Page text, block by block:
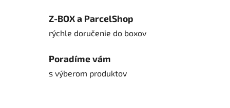
Z-BOX a ParcelShop
rýchle doručenie do boxov
Poradíme vám
s výberom produktov